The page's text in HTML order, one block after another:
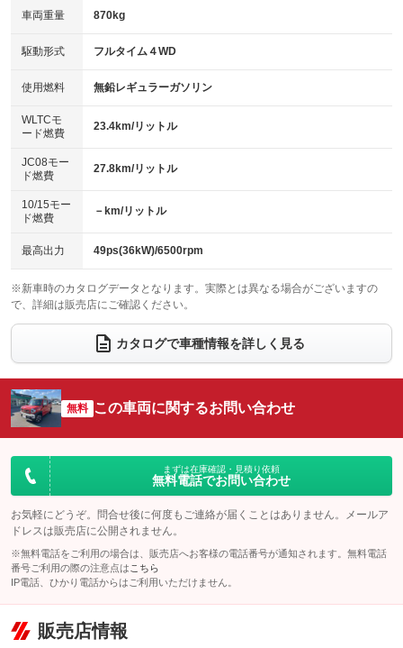
アイドリングストップ
：装備あり
USB入力端子
：装備なし
100V電源
：装備なし
センターデフロック
：装備なし
電動格納ミラー
：装備あり
キーレス
HID(キセノンライト)
：装備なし
バックカメラ
：装備なし
エアロ
：装備なし
：装備なし
パワーシート
ベンチシート
：装備なし
チップアップシート
：装備なし
：装備なし ：装備あり
ウォークスルー
：装備なし
電動リアゲート フロントカメラ
：装備なし
：装備なし ：装備なし
サイドカメラ
：装備なし ルーフレール
：装備なし
：装備なし
：装備なし
車両重量 870kg
駆動形式 フルタイム４WD
使用燃料 無鉛レギュラーガソリン
WLTCモ
ード燃費
23.4km/リットル
JC08モー
ド燃費
27.8km/リットル
10/15モー
ド燃費
－km/リットル
最高出力 49ps(36kW)/6500rpm
※新車時のカタログデータとなります。実際とは異なる場合がございますの
で、詳細は販売店にご確認ください。
カタログで車種情報を詳しく見る
無料 この車両に関するお問い合わせ
まずは在庫確認・見積り依頼
無料電話でお問い合わせ
お気軽にどうぞ。問合せ後に何度もご連絡が届くことはありません。メールア
ドレスは販売店に公開されません。
※無料電話をご利用の場合は、販売店へお客様の電話番号が通知されます。無料電話
番号ご利用の際の注意点は こちら
IP電話、ひかり電話からはご利用いただけません。
販売店情報